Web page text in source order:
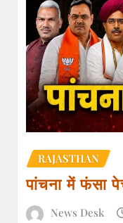
RAJASTHAN
पांचना में फंसा
News Desk